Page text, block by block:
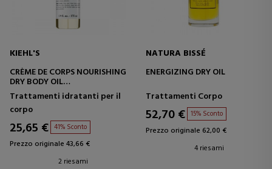
KIEHL'S
CRÈME DE CORPS NOURISHING
DRY BODY OIL
TRATTAMENTO CORPO
IDRATANTE
Trattamenti idratanti per il
corpo
25,65 € 41% Sconto
Prezzo originale 43,66 €
2 riesami
NATURA BISSÉ
ENERGIZING DRY OIL
Trattamenti Corpo
52,70 € 15% Sconto
Prezzo originale 62,00 €
4 riesami